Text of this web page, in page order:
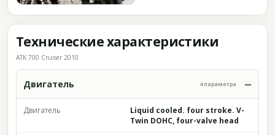
Технические характеристики
ATK 700 Cruiser 2010
Двигатель 4 параметра
Двигатель
Liquid cooled. four stroke. V-
Twin DOHC, four-valve head